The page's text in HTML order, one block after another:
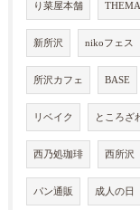
り菜屋本舗
新所沢 nikoフェス
所沢カフェ BASE
リベイク ところざ
西乃処珈琲 西所沢
パン通販 成人の日